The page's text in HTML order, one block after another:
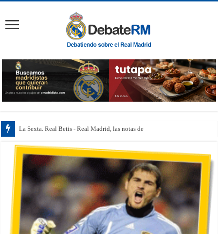
La Sexta. Real Betis - Real Madrid, las notas de los juga